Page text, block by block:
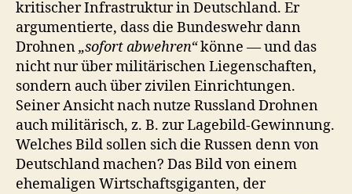
kritischer Infrastruktur in Deutschland. Er
argumentierte, dass die Bundeswehr dann
Drohnen„sofort abwehren“könne — und das
nicht nur über militärischen Liegenschaften,
sondern auch über zivilen Einrichtungen.
Seiner Ansicht nach nutze Russland Drohnen
auch militärisch, z. B. zur Lagebild-Gewinnung.
Welches Bild sollen sich die Russen denn von
Deutschland machen? Das Bild von einem
ehemaligen Wirtschaftsgiganten, der